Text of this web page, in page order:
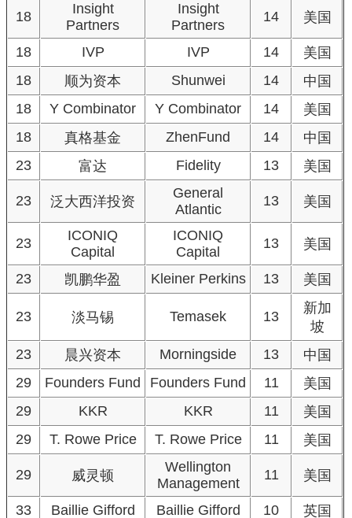
18
Insight
Partners
Insight
Partners
14 美国
18 IVP IVP 14
美国
18
顺为资本 Shunwei 14
中国
18
Y Combinator Y Combinator 14
美国
18
真格基金 ZhenFund 14
中国
23
富达 Fidelity 13 美国
23 泛大西洋投资
General
Atlantic
13 美国
23
ICONIQ
Capital
ICONIQ
Capital
13 美国
23 凯鹏华盈 Kleiner Perkins 13 美国
23 淡马锡 Temasek 13
新加
坡
23
晨兴资本 Morningside 13
中国
29
Founders Fund Founders Fund 11
美国
29
KKR KKR 11
美国
29
T. Rowe Price T. Rowe Price 11 美国
29 威灵顿
Wellington
Management
11 美国
33 Baillie Gifford Baillie Gifford 10 英国